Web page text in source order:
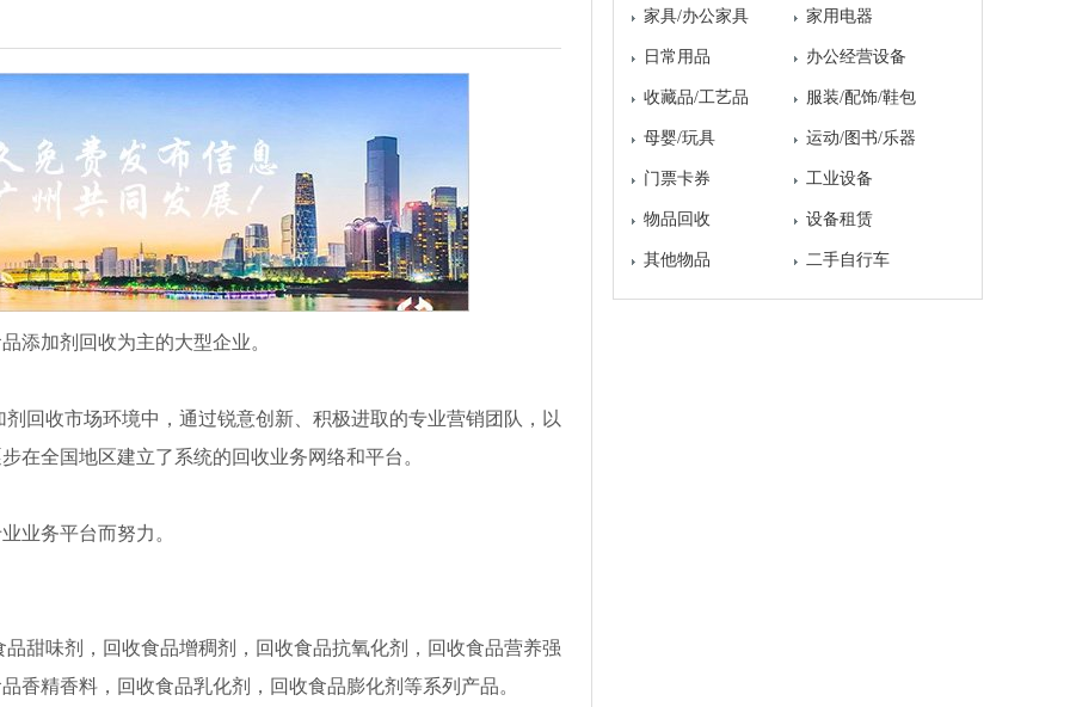
添加剂回收为主的大型企业。
收市场环境中，通过锐意创新、积极进取的专业营销团队，以
在全国地区建立了系统的回收业务网络和平台。
业务平台而努力。
味剂，回收食品增稠剂，回收食品抗氧化剂，回收食品营养强
香精香料，回收食品乳化剂，回收食品膨化剂等系列产品。
家具/办公家具 家用电器
日常用品 办公经营设备
收藏品/工艺品 服装/配饰/鞋包
母婴/玩具 运动/图书/乐器
门票卡券 工业设备
物品回收 设备租赁
其他物品 二手自行车